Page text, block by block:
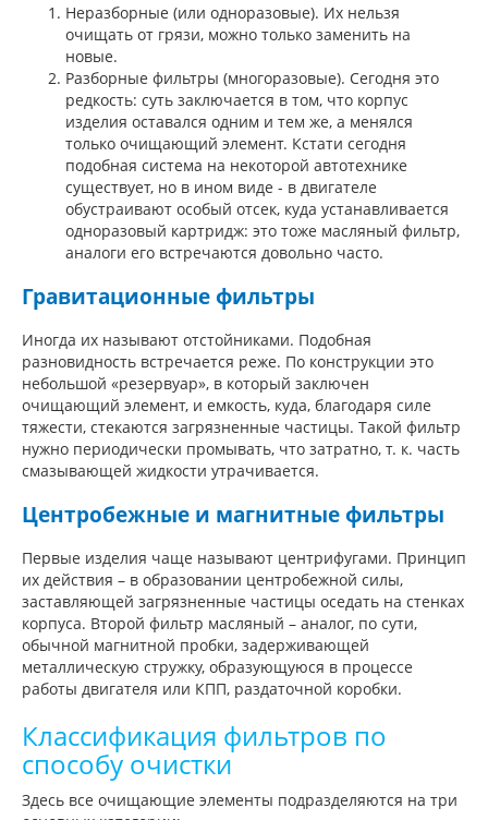
Неразборные (или одноразовые). Их нельзя
очищать от грязи, можно только заменить на
новые.
Разборные фильтры (многоразовые). Сегодня это
редкость: суть заключается в том, что корпус
изделия оставался одним и тем же, а менялся
только очищающий элемент. Кстати сегодня
подобная система на некоторой автотехнике
существует, но в ином виде - в двигателе
обустраивают особый отсек, куда устанавливается
одноразовый картридж: это тоже масляный фильтр,
аналоги его встречаются довольно часто.
Гравитационные фильтры
Иногда их называют отстойниками. Подобная
разновидность встречается реже. По конструкции это
небольшой «резервуар», в который заключен
очищающий элемент, и емкость, куда, благодаря силе
тяжести, стекаются загрязненные частицы. Такой фильтр
нужно периодически промывать, что затратно, т. к. часть
смазывающей жидкости утрачивается.
Центробежные и магнитные фильтры
Первые изделия чаще называют центрифугами. Принцип
их действия – в образовании центробежной силы,
заставляющей загрязненные частицы оседать на стенках
корпуса. Второй фильтр масляный – аналог, по сути,
обычной магнитной пробки, задерживающей
металлическую стружку, образующуюся в процессе
работы двигателя или КПП, раздаточной коробки.
Классификация фильтров по
способу очистки
Здесь все очищающие элементы подразделяются на три